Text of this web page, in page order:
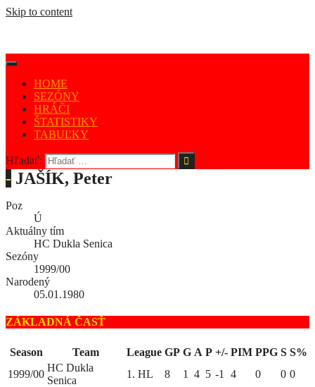
Skip to content
HOME
SEZÓNY
HRÁČI
ŠTATISTIKY
TABUĽKY
Hľadať:
- JAŠÍK, Peter
Poz
Ú
Aktuálny tím
HC Dukla Senica
Sezóny
1999/00
Narodený
05.01.1980
ZÁKLADNÁ ČASŤ
Season Team League GP G A P +/- PIM PPG S S%
1999/00
HC Dukla
Senica
1. HL 8 1 4 5 -1 4 0 0 0